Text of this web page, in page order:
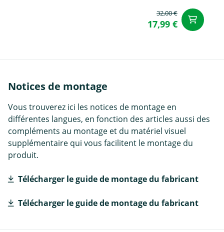
32,00 €
17,99 €
Notices de montage
Vous trouverez ici les notices de montage en
différentes langues, en fonction des articles aussi des
compléments au montage et du matériel visuel
supplémentaire qui vous facilitent le montage du
produit.
Télécharger le guide de montage du fabricant
Télécharger le guide de montage du fabricant